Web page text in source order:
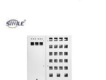
портативный
инструмент ящик для
хранения